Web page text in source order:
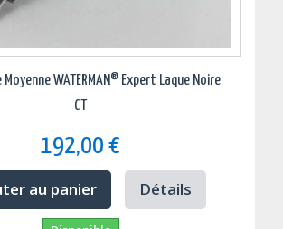
WATERMAN® Expert Laque Noire
CT
192,00 €
au panier Détails